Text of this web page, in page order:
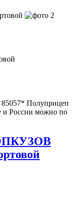
Полуприцеп
и России можно по